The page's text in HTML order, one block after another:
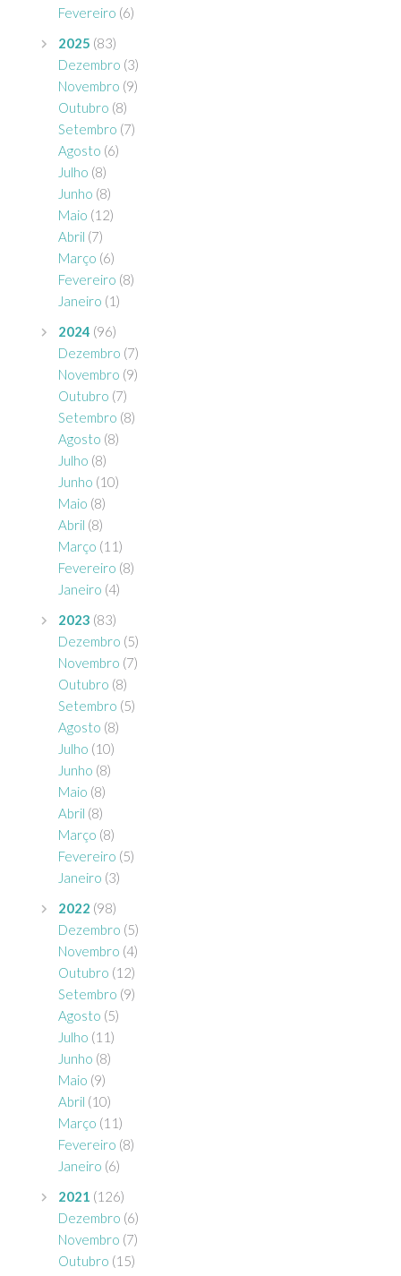
Fevereiro (6)
2025 (83)
Dezembro (3)
Novembro (9)
Outubro (8)
Setembro (7)
Agosto (6)
Julho (8)
Junho (8)
Maio (12)
Abril (7)
Março (6)
Fevereiro (8)
Janeiro (1)
2024 (96)
Dezembro (7)
Novembro (9)
Outubro (7)
Setembro (8)
Agosto (8)
Julho (8)
Junho (10)
Maio (8)
Abril (8)
Março (11)
Fevereiro (8)
Janeiro (4)
2023 (83)
Dezembro (5)
Novembro (7)
Outubro (8)
Setembro (5)
Agosto (8)
Julho (10)
Junho (8)
Maio (8)
Abril (8)
Março (8)
Fevereiro (5)
Janeiro (3)
2022 (98)
Dezembro (5)
Novembro (4)
Outubro (12)
Setembro (9)
Agosto (5)
Julho (11)
Junho (8)
Maio (9)
Abril (10)
Março (11)
Fevereiro (8)
Janeiro (6)
2021 (126)
Dezembro (6)
Novembro (7)
Outubro (15)